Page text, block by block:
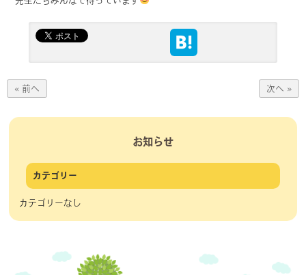
« 前へ 次へ »
お知らせ
カテゴリー
カテゴリーなし